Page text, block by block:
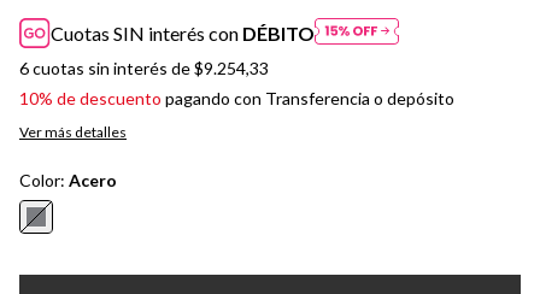
Cuotas SIN interés con DÉBITO
6cuotas sin interés de$9.254,33
10% de descuento pagando con Transferencia o depósito
Ver más detalles
Color: Acero